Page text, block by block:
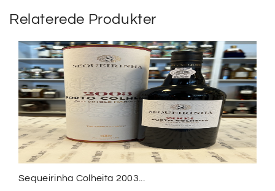
Relaterede Produkter
Sequeirinha Colheita 2003...